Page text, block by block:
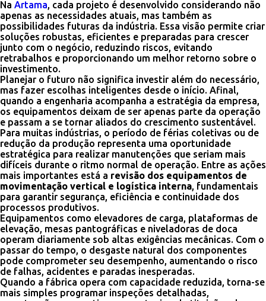
Na Artama, cada projeto é desenvolvido considerando não
apenas as necessidades atuais, mas também as
possibilidades futuras da indústria. Essa visão permite criar
soluções robustas, eficientes e preparadas para crescer
junto com o negócio, reduzindo riscos, evitando
retrabalhos e proporcionando um melhor retorno sobre o
investimento.
Planejar o futuro não significa investir além do necessário,
mas fazer escolhas inteligentes desde o início. Afinal,
quando a engenharia acompanha a estratégia da empresa,
os equipamentos deixam de ser apenas parte da operação
e passam a se tornar aliados do crescimento sustentável.
Para muitas indústrias, o período de férias coletivas ou de
redução da produção representa uma oportunidade
estratégica para realizar manutenções que seriam mais
difíceis durante o ritmo normal de operação. Entre as ações
mais importantes está a revisão dos equipamentos de
movimentação vertical e logística interna, fundamentais
para garantir segurança, eficiência e continuidade dos
processos produtivos.
Equipamentos como elevadores de carga, plataformas de
elevação, mesas pantográficas e niveladoras de doca
operam diariamente sob altas exigências mecânicas. Com o
passar do tempo, o desgaste natural dos componentes
pode comprometer seu desempenho, aumentando o risco
de falhas, acidentes e paradas inesperadas.
Quando a fábrica opera com capacidade reduzida, torna-se
mais simples programar inspeções detalhadas,